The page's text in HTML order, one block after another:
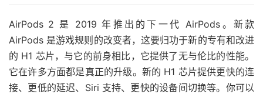
AirPods 2 是 2019 年推出的下一代 AirPods。新款
AirPods 是游戏规则的改变者，这要归功于新的专有和改进
的 H1 芯片，与它的前身相比，它提供了无与伦比的性能。
它在许多方面都是真正的升级。新的 H1 芯片提供更快的连
接、更低的延迟、Siri 支持、更快的设备间切换等。你可以